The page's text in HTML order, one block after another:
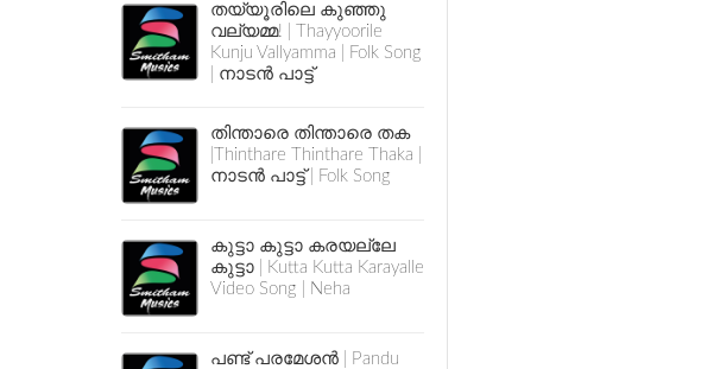
തയ്യൂരിലെ കുഞ്ഞു
വല്യമ്മ! | Thayyoorile
Kunju Vallyamma | Folk Song
| നാടൻ പാട്ട്
തിന്താരെ തിന്താരെ തക
|Thinthare Thinthare Thaka |
നാടൻ പാട്ട് | Folk Song
കുട്ടാ കുട്ടാ കരയല്ലേ
കുട്ടാ | Kutta Kutta Karayalle
Video Song | Neha
പണ്ട് പരമേശൻ | Pandu